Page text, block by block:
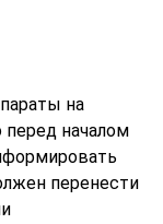
на
перед началом
перенести